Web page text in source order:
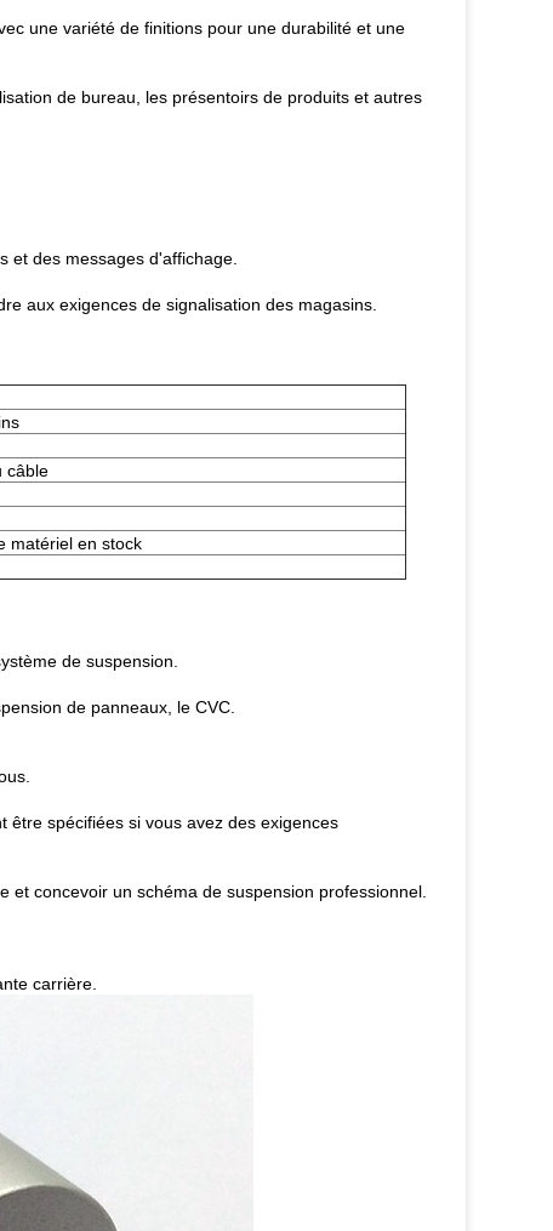
une variété de finitions pour une durabilité et une
de bureau, les présentoirs de produits et autres
et des messages d'affichage.
aux exigences de signalisation des magasins.
câble
matériel en stock
de suspension.
de panneaux, le CVC.
être spécifiées si vous avez des exigences
concevoir un schéma de suspension professionnel.
carrière.